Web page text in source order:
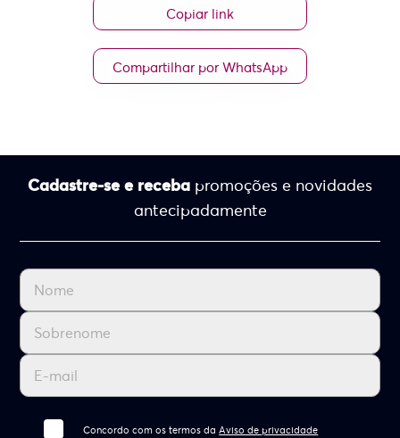
Copiar link
Compartilhar por WhatsApp
Cadastre-se e receba promoções e novidades
antecipadamente
Concordo com os termos daAviso de privacidade